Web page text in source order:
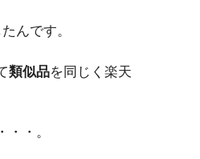
んです。
類似品を同じく楽天
・。